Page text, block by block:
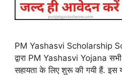
PM Yashasvi Scholarship
द्वारा PM Yashasvi Yojana सभी
सहायता के लिए शुरू की गयी हैं. इस